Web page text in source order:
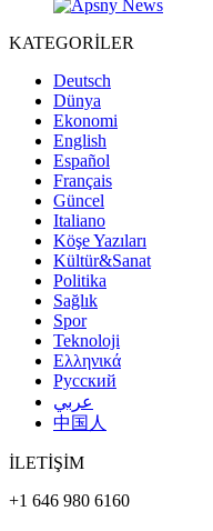
KATEGORİLER
Deutsch
Dünya
Ekonomi
English
Español
Français
Güncel
Italiano
Köşe Yazıları
Kültür&Sanat
Politika
Sağlık
Spor
Teknoloji
Ελληνικά
Русский
عربي
中国人
İLETİŞİM
+1 646 980 6160